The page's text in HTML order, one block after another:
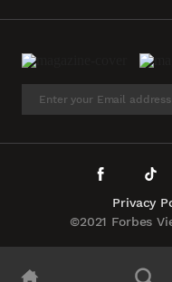
©2021 Forbes
Privacy